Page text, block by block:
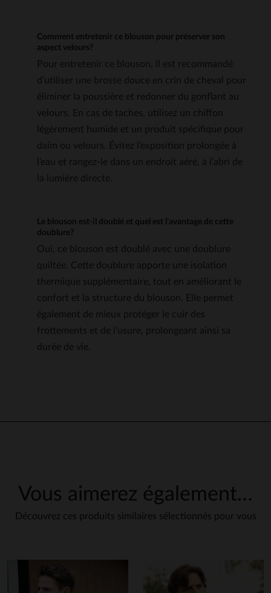
Comment entretenir ce blouson pour préserver son
aspect velours?
Pour entretenir ce blouson, il est recommandé
d’utiliser une brosse douce en crin de cheval pour
éliminer la poussière et redonner du gonflant au
velours. En cas de taches, utilisez un chiffon
légèrement humide et un produit spécifique pour
daim ou velours. Évitez l’exposition prolongée à
l’eau et rangez-le dans un endroit aéré, à l’abri de
la lumière directe.
Le blouson est-il doublé et quel est l’avantage de cette
doublure?
Oui, ce blouson est doublé avec une doublure
quiltée. Cette doublure apporte une isolation
thermique supplémentaire, tout en améliorant le
confort et la structure du blouson. Elle permet
également de mieux protéger le cuir des
frottements et de l’usure, prolongeant ainsi sa
durée de vie.
Vous aimerez également…
Découvrez ces produits similaires sélectionnés pour vous